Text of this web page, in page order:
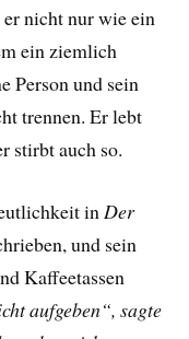
nicht nur wie ein
ein ziemlich
Person und sein
trennen. Er lebt
stirbt auch so.
inDer
und sein
Kaffeetassen
aufgeben“, sagte